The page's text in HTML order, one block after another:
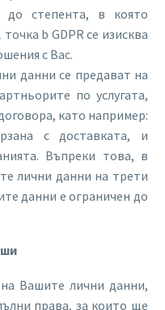
до степента, в която
b GDPR се изисква
с Вас.
данни се предават на
по услугата,
като например:
с доставката, и
Въпреки това, в
лични данни на трети
данни е ограничен до
Вашите лични данни,
права, за които ще